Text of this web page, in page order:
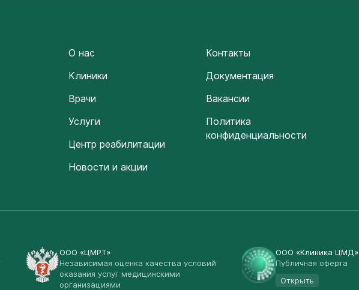
О нас
Клиники
Врачи
Услуги
Центр реабилитации
Новости и акции
Контакты
Документация
Вакансии
Политика
конфиденциальности
ООО «ЦМРТ»
Независимая оценка качества условий
оказания услуг медицинскими
организациями
ООО «Клиника ЦМД»
Публичная оферта
Открыть